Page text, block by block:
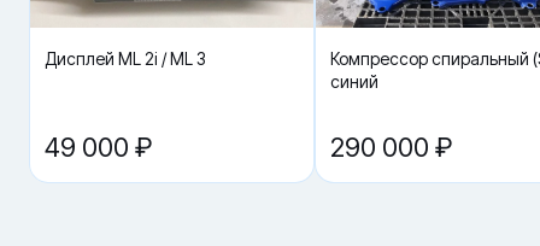
Дисплей ML 2i / ML 3
49 000 ₽
Компрессор спиральный
синий
290 000 ₽